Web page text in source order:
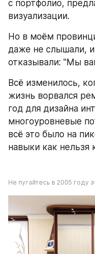
с портфолио,
визуализации.
Но в моём
даже не слышали,
отказывали: "Мы
Всё изменилось,
жизнь ворвался
год для дизайна
многоуровневые
всё это было на
навыки как нельзя
Не пугайтесь в 2005 году